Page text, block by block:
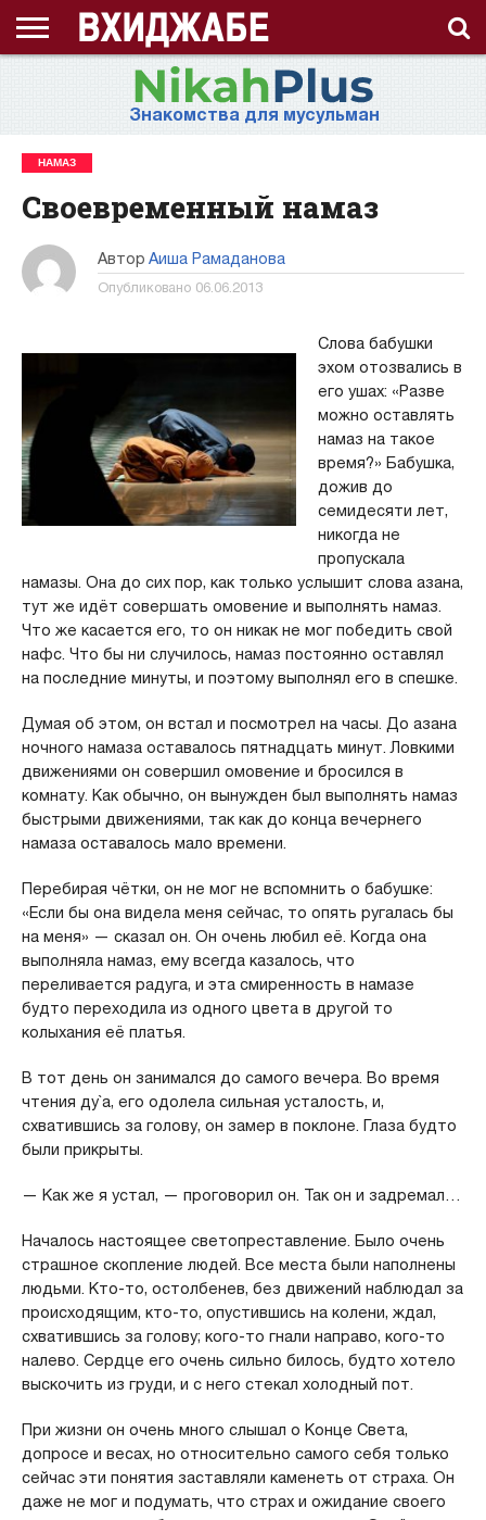
МНОГОЖЕНСТВО
МУСУЛЬМАНКА
НАПОМИНАНИЕ
Знакомства для мусульман
НАМАЗ
Своевременный намаз
Автор Аиша Рамаданова
Опубликовано 06.06.2013
Слова бабушки
эхом отозвались в
его ушах: «Разве
можно оставлять
намаз на такое
время?» Бабушка,
дожив до
семидесяти лет,
никогда не
пропускала
намазы. Она до сих пор, как только услышит слова азана,
тут же идёт совершать омовение и выполнять намаз.
Что же касается его, то он никак не мог победить свой
нафс. Что бы ни случилось, намаз постоянно оставлял
на последние минуты, и поэтому выполнял его в спешке.
Думая об этом, он встал и посмотрел на часы. До азана
ночного намаза оставалось пятнадцать минут. Ловкими
движениями он совершил омовение и бросился в
комнату. Как обычно, он вынужден был выполнять намаз
быстрыми движениями, так как до конца вечернего
намаза оставалось мало времени.
Перебирая чётки, он не мог не вспомнить о бабушке:
«Если бы она видела меня сейчас, то опять ругалась бы
на меня» — сказал он. Он очень любил её. Когда она
выполняла намаз, ему всегда казалось, что
переливается радуга, и эта смиренность в намазе
будто переходила из одного цвета в другой то
колыхания её платья.
В тот день он занимался до самого вечера. Во время
чтения ду`а, его одолела сильная усталость, и,
схватившись за голову, он замер в поклоне. Глаза будто
были прикрыты.
— Как же я устал, — проговорил он. Так он и задремал…
Началось настоящее светопреставление. Было очень
страшное скопление людей. Все места были наполнены
людьми. Кто-то, остолбенев, без движений наблюдал за
происходящим, кто-то, опустившись на колени, ждал,
схватившись за голову; кого-то гнали направо, кого-то
налево. Сердце его очень сильно билось, будто хотело
выскочить из груди, и с него стекал холодный пот.
При жизни он очень много слышал о Конце Света,
допросе и весах, но относительно самого себя только
сейчас эти понятия заставляли каменеть от страха. Он
даже не мог и подумать, что страх и ожидание своего